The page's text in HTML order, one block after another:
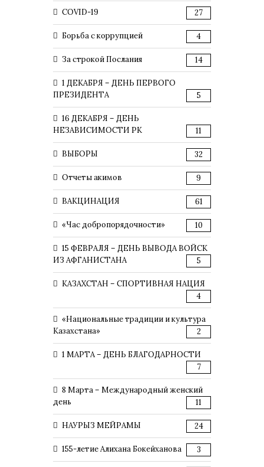
COVID-19 27
Борьба с коррупцией 4
За строкой Послания 14
1 ДЕКАБРЯ – ДЕНЬ ПЕРВОГО
ПРЕЗИДЕНТА
5
16 ДЕКАБРЯ – ДЕНЬ
НЕЗАВИСИМОСТИ РК
11
ВЫБОРЫ 32
Отчеты акимов 9
ВАКЦИНАЦИЯ 61
«Час добропорядочности» 10
15 ФЕВРАЛЯ – ДЕНЬ ВЫВОДА ВОЙСК
ИЗ АФГАНИСТАНА
5
КАЗАХСТАН – СПОРТИВНАЯ НАЦИЯ
4
«Национальные традиции и культура
Казахстана»
2
1 МАРТА – ДЕНЬ БЛАГОДАРНОСТИ
7
8 Марта – Международный женский
день
11
НАУРЫЗ МЕЙРАМЫ 24
155-летие Алихана Бокейханова 3